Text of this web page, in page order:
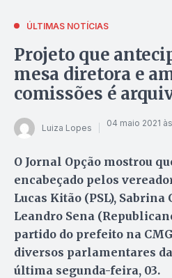
ÚLTIMAS NOTÍCIAS
Projeto que
mesa diretora e
comissões é
Luiza Lopes 04 maio 2021
O Jornal Opção mostrou
encabeçado pelos
Lucas Kitão (PSL), Sabrina
Leandro Sena
partido do prefeito na
diversos parlamentares
última segunda-feira, 03.